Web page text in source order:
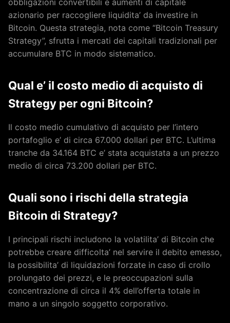
obbligazioni convertibili e aumenti di capitale
azionario per raccogliere liquidita’ da investire in
Bitcoin. Questa strategia, nota come “Bitcoin Treasury
Strategy”, sfrutta i mercati dei capitali tradizionali per
accumulare BTC in modo sistematico.
Qual e’ il costo medio di acquisto di
Strategy per ogni Bitcoin?
Il costo medio cumulativo di acquisto per l’intero
portafoglio e’ di circa 67.000 dollari per BTC. L’ultima
tranche da 34.164 BTC e’ stata acquistata a un prezzo
medio di circa 73.200 dollari per BTC.
Quali sono i rischi della strategia
Bitcoin di Strategy?
I principali rischi includono la volatilita’ di Bitcoin che
potrebbe creare difficolta’ nel servire il debito emesso,
la possibilita’ di liquidazioni forzate in caso di crollo
prolungato dei prezzi, e le preoccupazioni sulla
concentrazione di circa il 4% dell’offerta totale in
mano a un singolo soggetto corporativo.